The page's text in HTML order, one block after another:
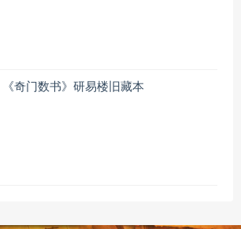
《奇门数书》研易楼旧藏本